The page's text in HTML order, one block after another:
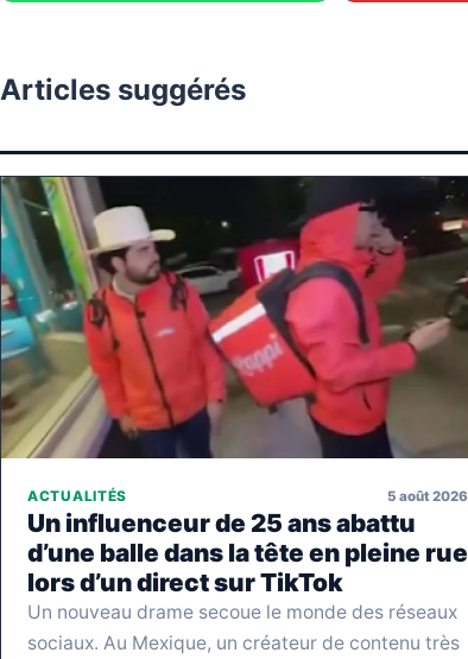
Articles suggérés
ACTUALITÉS 5 août 2026
Un influenceur de 25 ans abattu
d’une balle dans la tête en pleine rue
lors d’un direct sur TikTok
Un nouveau drame secoue le monde des réseaux
sociaux. Au Mexique, un créateur de contenu très